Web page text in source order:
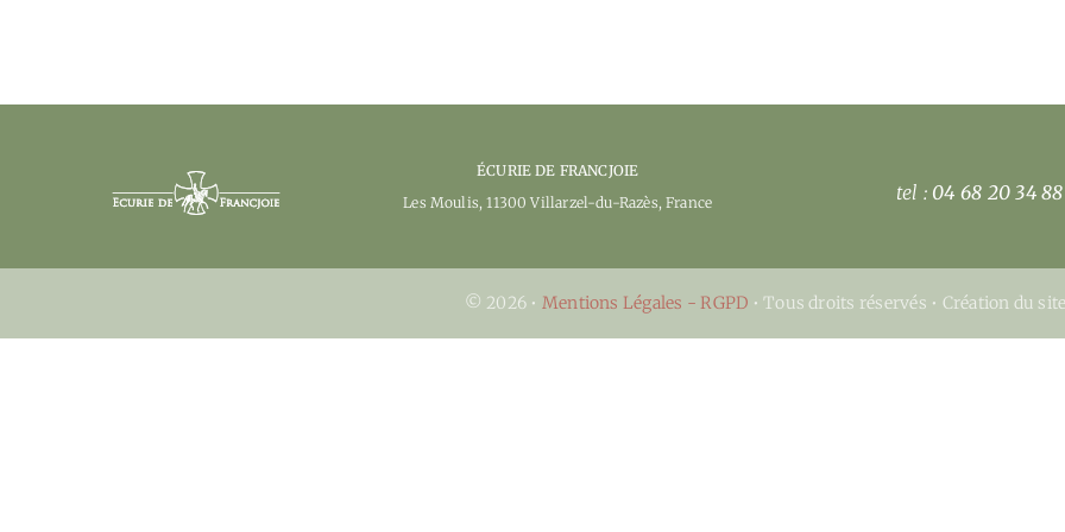
ÉCURIE DE FRANCJOIE
Les Moulis, 11300 Villarzel-du-Razès, France tel : 04 68 20 34 88
© 2026 • Mentions Légales - RGPD • Tous droits réservés • Création du site